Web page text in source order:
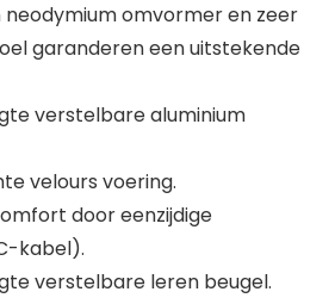
omvormer en zeer
garanderen een uitstekende
verstelbare aluminium
velours voering.
door eenzijdige
kabel).
verstelbare leren beugel.